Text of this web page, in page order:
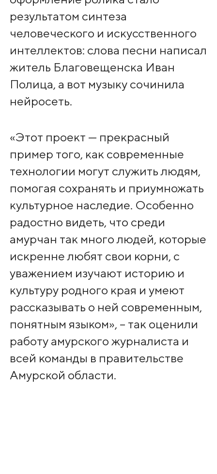
результатом синтеза
человеческого и искусственного
интеллектов: слова песни написал
житель Благовещенска Иван
Полица, а вот музыку сочинила
нейросеть.
«Этот проект — прекрасный
пример того, как современные
технологии могут служить людям,
помогая сохранять и приумножать
культурное наследие. Особенно
радостно видеть, что среди
амурчан так много людей, которые
искренне любят свои корни, с
уважением изучают историю и
культуру родного края и умеют
рассказывать о ней современным,
понятным языком», – так оценили
работу амурского журналиста и
всей команды в правительстве
Амурской области.